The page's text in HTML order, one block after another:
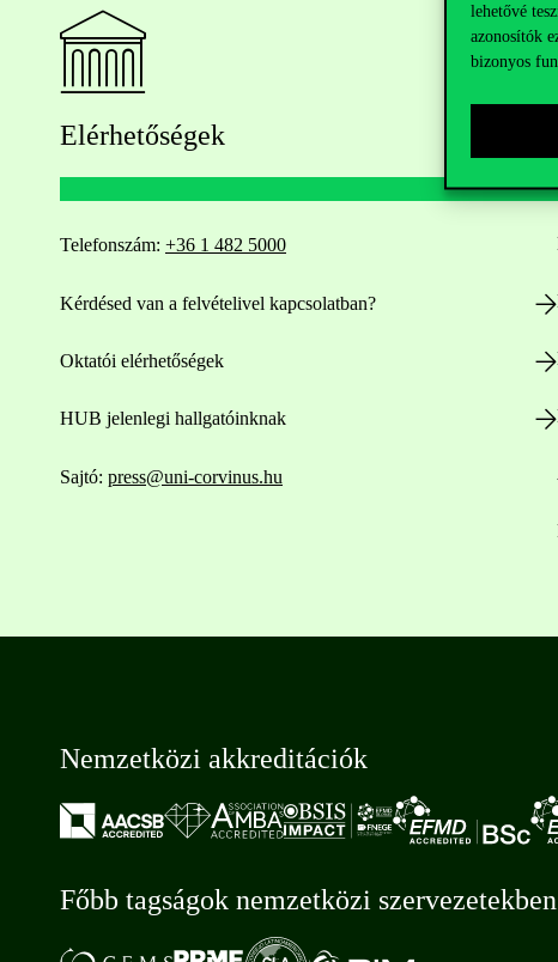
lehetővé
azonosítók
bizonyos
Elérhetőségek
Telefonszám: +36 1 482 5000
Kérdésed van a felvételivel kapcsolatban?
Oktatói elérhetőségek
HUB jelenlegi hallgatóinknak
Sajtó: press@uni-corvinus.hu
Nemzetközi akkreditációk
Főbb tagságok nemzetközi szervezetekben